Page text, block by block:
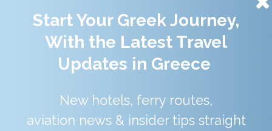
Αναζήτηση
για:
Start Your Greek Journey,
With the Latest Travel
Updates in Greece
New hotels, ferry routes,
aviation news & insider tips straight